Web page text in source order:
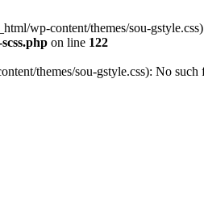
wp-content/themes/sou-
on line 122
themes/sou-gstyle.css): No